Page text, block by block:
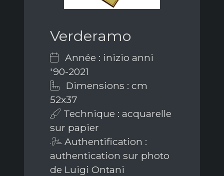
Verderamo
Année : inizio anni
'90-2021
Dimensions : cm
52x37
Technique : acquarelle
sur papier
Authentification :
authentication sur photo
de Luigi Ontani